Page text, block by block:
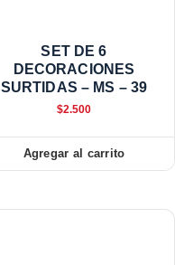
SET DE 6
DECORACIONES
SURTIDAS – MS – 39
$2.500
Agregar al carrito